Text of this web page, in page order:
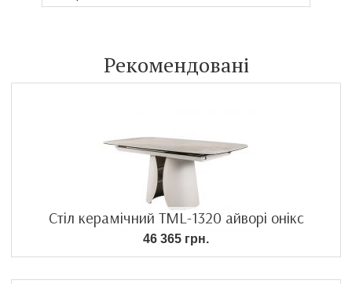
Рекомендовані
Стіл керамічний TML-1320 айворі онікс
46 365 грн.